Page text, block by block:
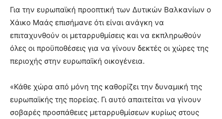
Για την ευρωπαϊκή προοπτική των Δυτικών Βαλκανίων ο
Χάικο Μαάς επισήμανε ότι είναι ανάγκη να
επιταχυνθούν οι μεταρρυθμίσεις και να εκπληρωθούν
όλες οι προϋποθέσεις για να γίνουν δεκτές οι χώρες της
περιοχής στην ευρωπαϊκή οικογένεια.
«Κάθε χώρα από μόνη της καθορίζει την δυναμική της
ευρωπαϊκής της πορείας. Γι αυτό απαιτείται να γίνουν
σοβαρές προσπάθειες μεταρρυθμίσεων κυρίως στους